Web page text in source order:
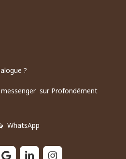
?
sur Profondément
WhatsApp